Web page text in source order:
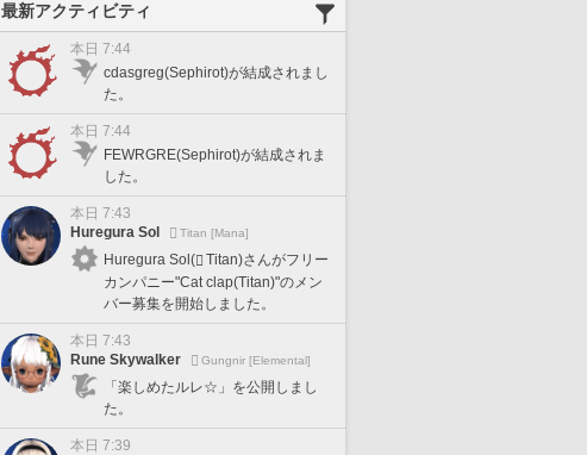
最新アクティビティ
本日 7:44
cdasgreg(Sephirot)が結成されまし
た。
本日 7:44
FEWRGRE(Sephirot)が結成されま
した。
本日 7:43
Huregura Sol
Titan [Mana]
Huregura Sol(
Titan)さんがフリー
カンパニー"Cat clap(Titan)"のメン
バー募集を開始しました。
本日 7:43
Rune Skywalker
Gungnir [Elemental]
「楽しめたルレ☆」を公開しまし
た。
本日 7:39